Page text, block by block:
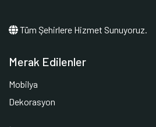
Tüm Şehirlere Hizmet Sunuyoruz.
Merak Edilenler
Mobilya
Dekorasyon